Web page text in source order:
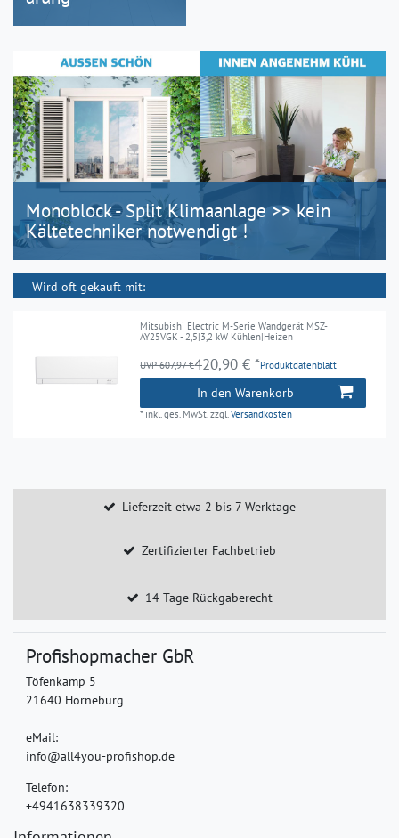
Monoblock - Split Klimaanlage >> kein
Kältetechniker notwendigt !
Wird oft gekauft mit:
Mitsubishi Electric M-Serie Wandgerät MSZ-
AY25VGK - 2,5|3,2 kW Kühlen|Heizen
Produktdatenblatt
UVP 607,97 €420,90 € *
In den Warenkorb
* inkl. ges. MwSt.zzgl.Versandkosten
Lieferzeit etwa 2 bis 7 Werktage
Zertifizierter Fachbetrieb
14 Tage Rückgaberecht
Profishopmacher GbR
Töfenkamp 5
21640 Horneburg
eMail:
info@all4you-profishop.de
Telefon:
+4941638339320